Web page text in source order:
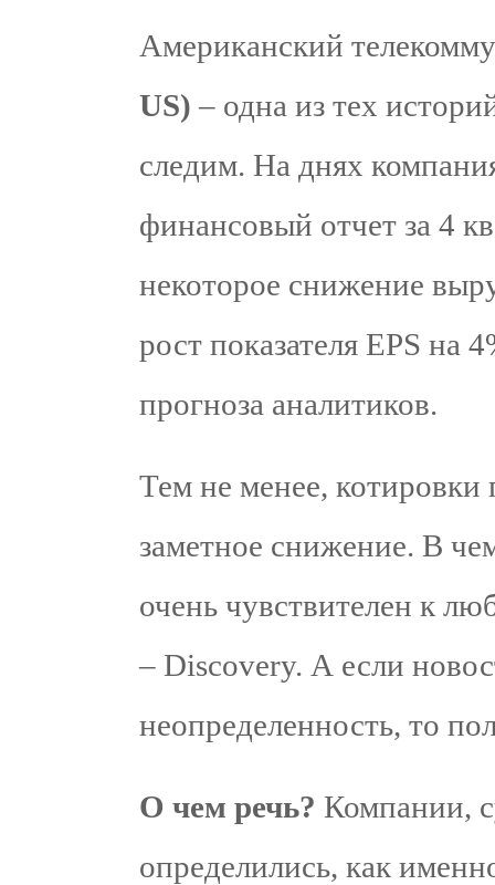
Американский
US)– одна из тех
следим. На днях
финансовый отчет за 4
некоторое снижение
рост показателя EPS на
прогноза аналитиков.
Тем не менее, котировки
заметное снижение. В
очень чувствителен к
– Discovery. А если
неопределенность, то
О чем речь? Компании,
определились, как